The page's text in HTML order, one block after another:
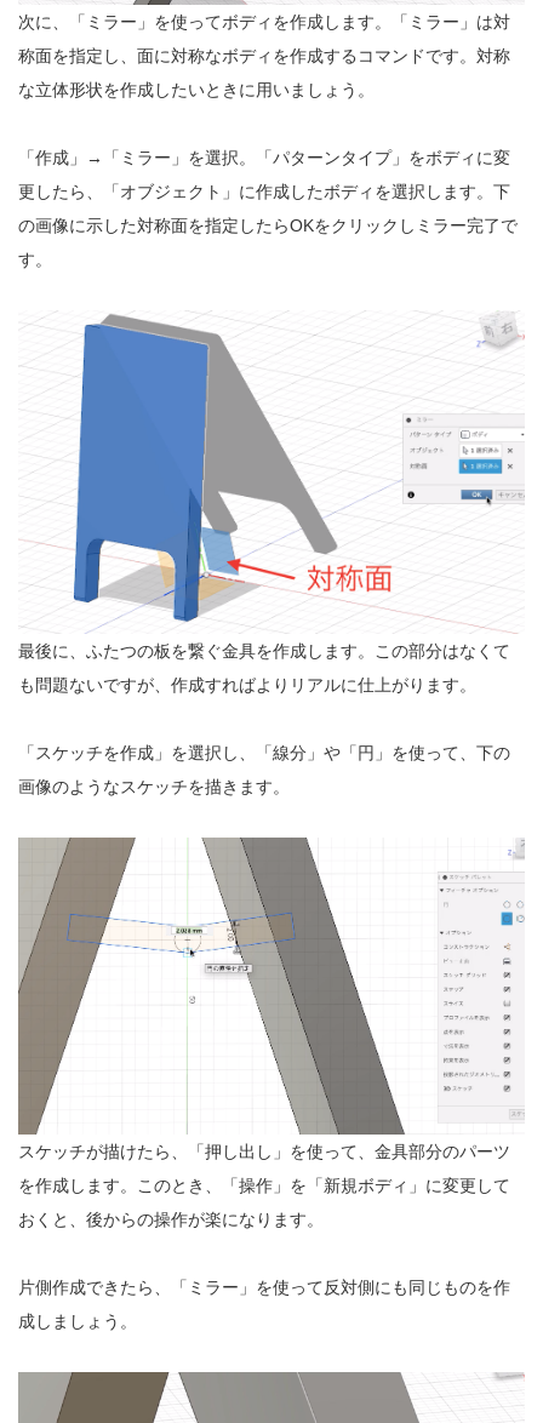
次に、「ミラー」を使ってボディを作成します。「ミラー」は対
称面を指定し、面に対称なボディを作成するコマンドです。対称
な立体形状を作成したいときに用いましょう。
「作成」→「ミラー」を選択。「パターンタイプ」をボディに変
更したら、「オブジェクト」に作成したボディを選択します。下
の画像に示した対称面を指定したらOKをクリックしミラー完了で
す。
最後に、ふたつの板を繋ぐ金具を作成します。この部分はなくて
も問題ないですが、作成すればよりリアルに仕上がります。
「スケッチを作成」を選択し、「線分」や「円」を使って、下の
画像のようなスケッチを描きます。
スケッチが描けたら、「押し出し」を使って、金具部分のパーツ
を作成します。このとき、「操作」を「新規ボディ」に変更して
おくと、後からの操作が楽になります。
片側作成できたら、「ミラー」を使って反対側にも同じものを作
成しましょう。